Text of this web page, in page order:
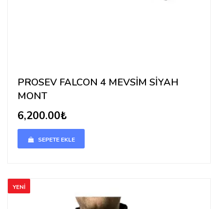
PROSEV FALCON 4 MEVSİM SİYAH
MONT
6,200.00₺
SEPETE EKLE
YENİ